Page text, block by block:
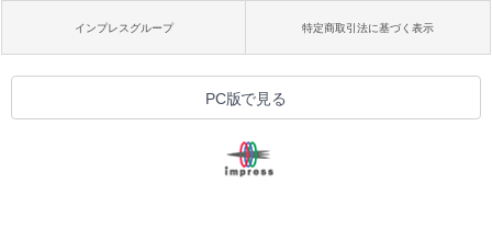
インプレスグループ 特定商取引法に基づく表示
PC版で見る